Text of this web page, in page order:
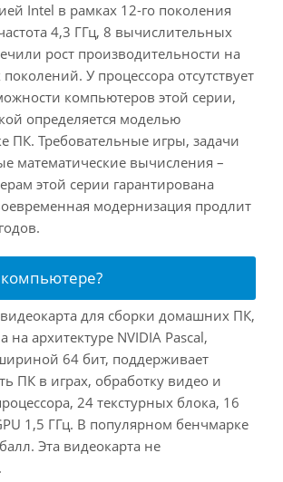
Intel в рамках 12-го поколения
4,3 ГГц, 8 вычислительных
рост производительности на
У процессора отсутствует
компьютеров этой серии,
определяется моделью
ПК. Требовательные игры, задачи
математические вычисления –
этой серии гарантирована
модернизация продлит
компьютере?
видеокарта для сборки домашних ПК,
архитектуре NVIDIA Pascal,
64 бит, поддерживает
ПК в играх, обработку видео и
24 текстурных блока, 16
1,5 ГГц. В популярном бенчмарке
Эта видеокарта не